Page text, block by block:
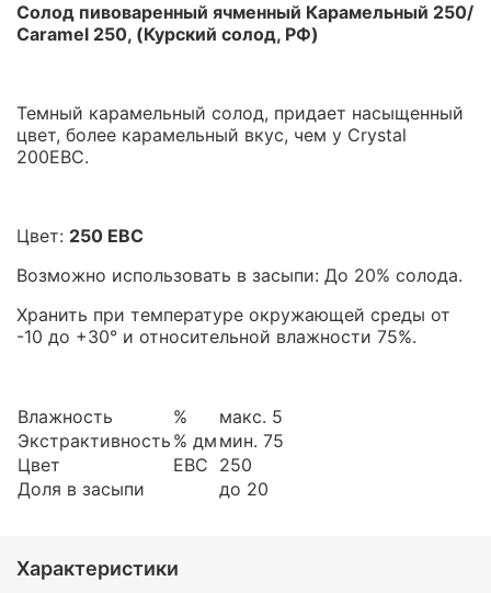
Солод пивоваренный ячменный Карамельный 250/
Caramel 250, (Курский солод, РФ)
Темный карамельный солод, придает насыщенный
цвет, более карамельный вкус, чем у Crystal
200ЕВС.
Цвет: 250 EBC
Возможно использовать в засыпи: До 20% солода.
Хранить при температуре окружающей среды от
-10 до +30° и относительной влажности 75%.
Влажность %
макс. 5
Экстрактивность % дм мин. 75
Цвет
EBC 250
Доля в засыпи
до 20
Характеристики